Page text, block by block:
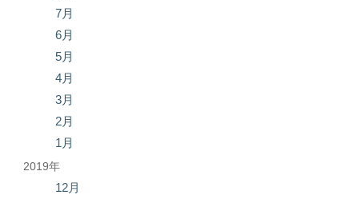
7月
6月
5月
4月
3月
2月
1月
2019年
12月